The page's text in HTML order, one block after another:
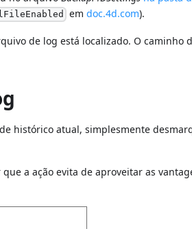
em doc.4d.com).
de log está localizado. O caminho
histórico atual, simplesmente
a ação evita de aproveitar as